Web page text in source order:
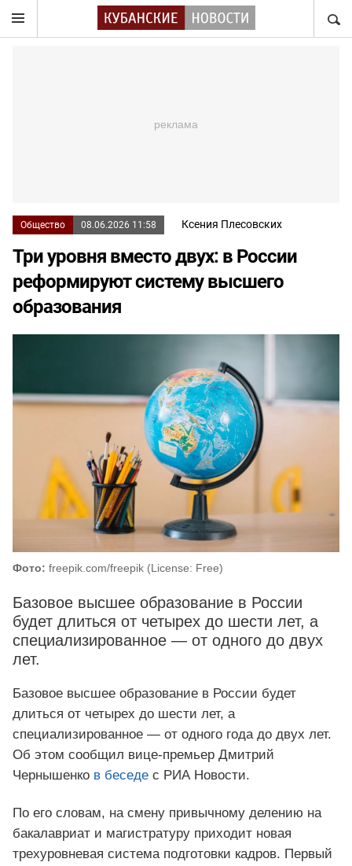
Общество 08.06.2026 11:58 Ксения Плесовских
Три уровня вместо двух: в России
реформируют систему высшего
образования
Фото: freepik.com/freepik (License: Free)
Базовое высшее образование в России
будет длиться от четырех до шести лет, а
специализированное — от одного до двух
лет.
Базовое высшее образование в России будет
длиться от четырех до шести лет, а
специализированное — от одного года до двух лет.
Об этом сообщил вице-премьер Дмитрий
Чернышенко в беседе с РИА Новости.
По его словам, на смену привычному делению на
бакалавриат и магистратуру приходит новая
трехуровневая система подготовки кадров. Первый